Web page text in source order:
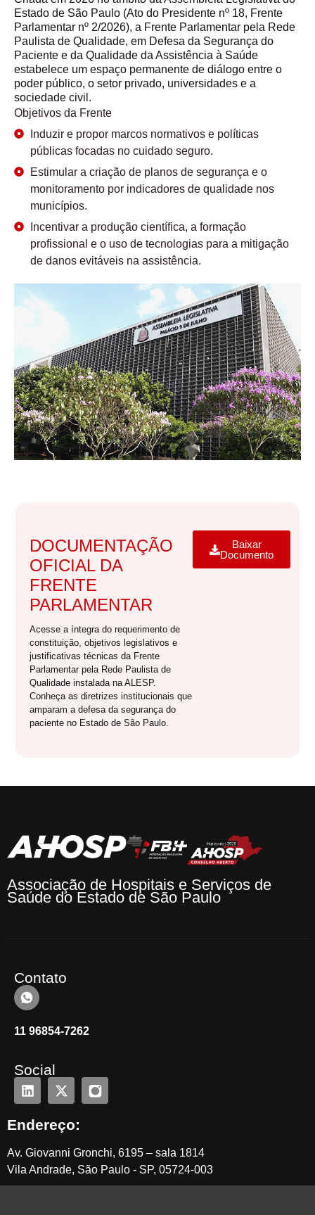
Estado de São Paulo (Ato do Presidente nº 18, Frente
Parlamentar nº 2/2026), a Frente Parlamentar pela Rede
Paulista de Qualidade, em Defesa da Segurança do
Paciente e da Qualidade da Assistência à Saúde
estabelece um espaço permanente de diálogo entre o
poder público, o setor privado, universidades e a
sociedade civil.
Objetivos da Frente
Induzir e propor marcos normativos e políticas
públicas focadas no cuidado seguro.
Estimular a criação de planos de segurança e o
monitoramento por indicadores de qualidade nos
municípios.
Incentivar a produção científica, a formação
profissional e o uso de tecnologias para a mitigação
de danos evitáveis na assistência.
DOCUMENTAÇÃO
OFICIAL DA
FRENTE
PARLAMENTAR
Acesse a íntegra do requerimento de
constituição, objetivos legislativos e
justificativas técnicas da Frente
Parlamentar pela Rede Paulista de
Qualidade instalada na ALESP.
Conheça as diretrizes institucionais que
amparam a defesa da segurança do
paciente no Estado de São Paulo.
Baixar
Documento
Associação de Hospitais e Serviços de
Saúde do Estado de São Paulo
Contato
11 96854-7262
Social
Endereço:
Av. Giovanni Gronchi, 6195 – sala 1814
Vila Andrade, São Paulo - SP, 05724-003